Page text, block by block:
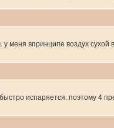
впринципе воздух сухой
испаряется. поэтому 4